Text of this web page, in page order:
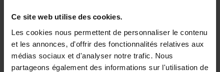
Ce site web utilise des cookies.
Les cookies nous permettent de personnaliser le contenu
et les annonces, d'offrir des fonctionnalités relatives aux
médias sociaux et d'analyser notre trafic. Nous
partageons également des informations sur l'utilisation de
Building Bonds = Building
Business
Jochen Roef Jozefien De Feyter
Carolien Boom
Couverture souple
2025 200